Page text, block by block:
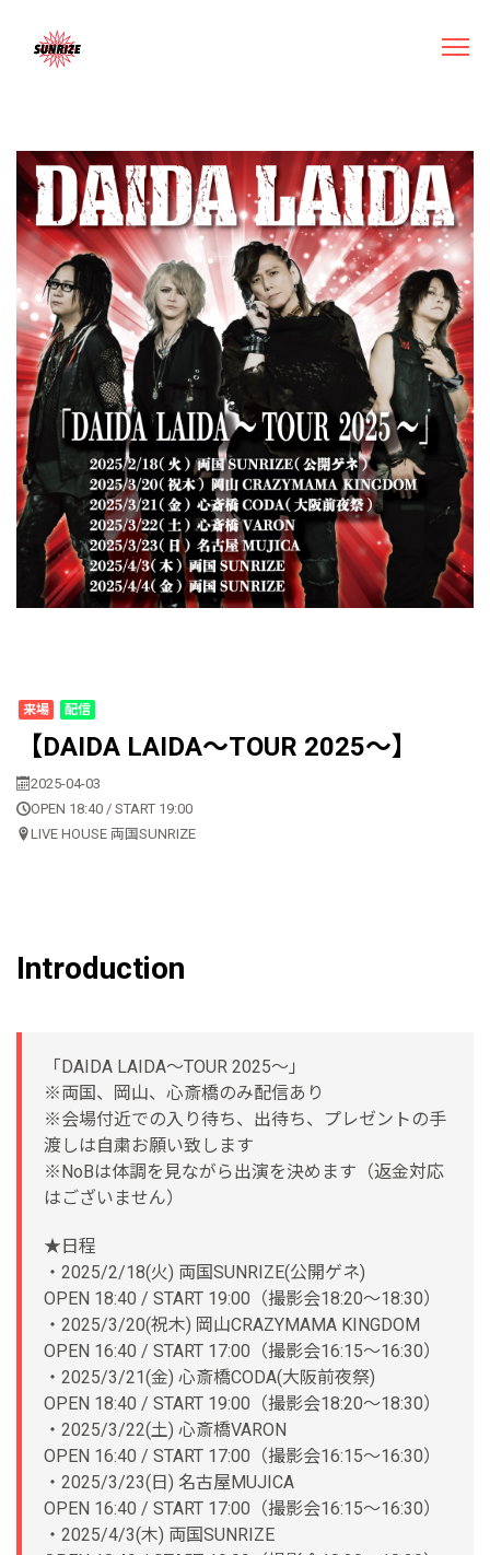
来場 配信
【DAIDA LAIDA～TOUR 2025～】
2025-04-03
OPEN 18:40 / START 19:00
LIVE HOUSE 両国SUNRIZE
Introduction
「DAIDA LAIDA～TOUR 2025～」
※両国、岡山、心斎橋のみ配信あり
※会場付近での入り待ち、出待ち、プレゼントの手
渡しは自粛お願い致します
※NoBは体調を見ながら出演を決めます（返金対応
はございません）
★日程
・2025/2/18(火) 両国SUNRIZE(公開ゲネ)
OPEN 18:40 / START 19:00（撮影会18:20〜18:30）
・2025/3/20(祝木) 岡山CRAZYMAMA KINGDOM
OPEN 16:40 / START 17:00（撮影会16:15〜16:30）
・2025/3/21(金) 心斎橋CODA(大阪前夜祭)
OPEN 18:40 / START 19:00（撮影会18:20〜18:30）
・2025/3/22(土) 心斎橋VARON
OPEN 16:40 / START 17:00（撮影会16:15〜16:30）
・2025/3/23(日) 名古屋MUJICA
OPEN 16:40 / START 17:00（撮影会16:15〜16:30）
・2025/4/3(木) 両国SUNRIZE